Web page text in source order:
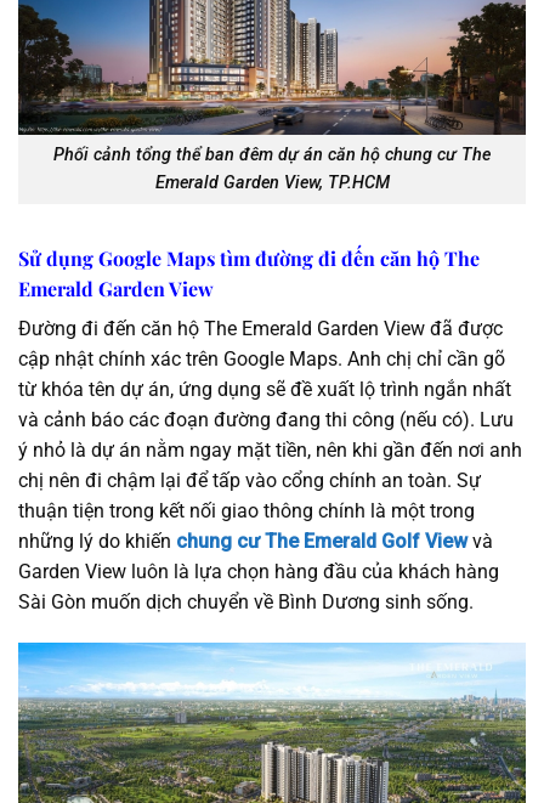
Phối cảnh tổng thể ban đêm dự án căn hộ chung cư The
Emerald Garden View, TP.HCM
Sử dụng Google Maps tìm đường đi đến căn hộ The
Emerald Garden View
Đường đi đến căn hộ The Emerald Garden View đã được
cập nhật chính xác trên Google Maps. Anh chị chỉ cần gõ
từ khóa tên dự án, ứng dụng sẽ đề xuất lộ trình ngắn nhất
và cảnh báo các đoạn đường đang thi công (nếu có). Lưu
ý nhỏ là dự án nằm ngay mặt tiền, nên khi gần đến nơi anh
chị nên đi chậm lại để tấp vào cổng chính an toàn. Sự
thuận tiện trong kết nối giao thông chính là một trong
những lý do khiến chung cư The Emerald Golf Viewvà
Garden View luôn là lựa chọn hàng đầu của khách hàng
Sài Gòn muốn dịch chuyển về Bình Dương sinh sống.